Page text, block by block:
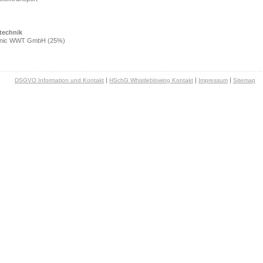
WWT GmbH (25%)
DSGVO Information und Kontakt | HSchG Whistleblowing Kontakt | Impressum | Sitemap